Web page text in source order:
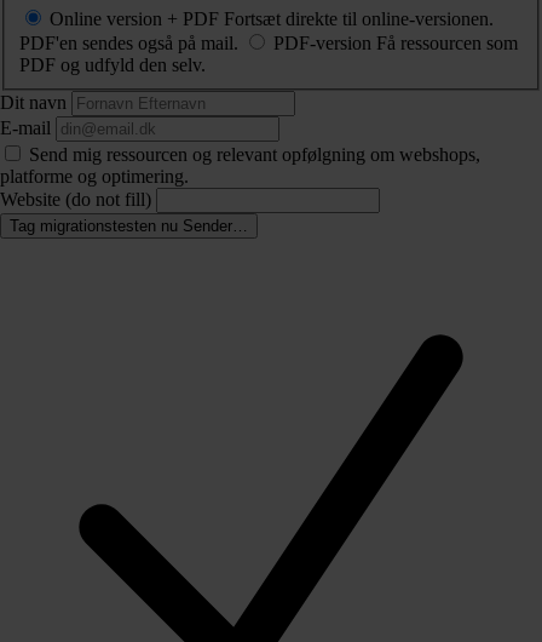
Online version + PDF Fortsæt direkte til online-versionen.
PDF'en sendes også på mail.
PDF-version Få ressourcen som
PDF og udfyld den selv.
Dit navn
E-mail
Send mig ressourcen og relevant opfølgning om webshops,
platforme og optimering.
Website (do not fill)
Tag migrationstesten nu Sender…